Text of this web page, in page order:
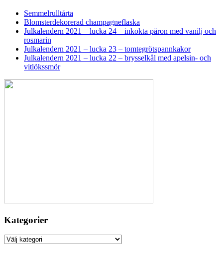
Semmelrulltårta
Blomsterdekorerad champagneflaska
Julkalendern 2021 – lucka 24 – inkokta päron med vanilj och
rosmarin
Julkalendern 2021 – lucka 23 – tomtegrötspannkakor
Julkalendern 2021 – lucka 22 – brysselkål med apelsin- och
vitlökssmör
Kategorier
Kategorier